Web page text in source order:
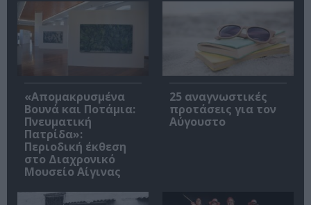
«Απομακρυσμένα
Βουνά και Ποτάμια:
Πνευματική
Πατρίδα»:
Περιοδική έκθεση
στο Διαχρονικό
Μουσείο Αίγινας
25 αναγνωστικές
προτάσεις για τον
Αύγουστο